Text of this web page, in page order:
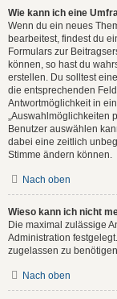
Wie kann ich eine
Wenn du ein neues
bearbeitest, findest du
Formulars zur
können, so hast du
erstellen. Du solltest
die entsprechenden
Antwortmöglichkeit in
„Auswahlmöglichkeiten
Benutzer auswählen
dabei eine zeitlich
Stimme ändern können.
Nach oben
Wieso kann ich nicht
Die maximal zulässige
Administration
zugelassen zu
Nach oben